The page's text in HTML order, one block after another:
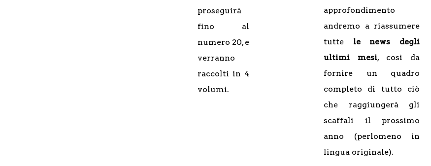
approfondimento
andremo a riassumere
tutte le news degli
ultimi mesi, così da
fornire un quadro
completo di tutto ciò
che raggiungerà gli
scaffali il prossimo
anno (perlomeno in
lingua originale).
proseguirà
fino al
numero 20, e
verranno
raccolti in 4
volumi.